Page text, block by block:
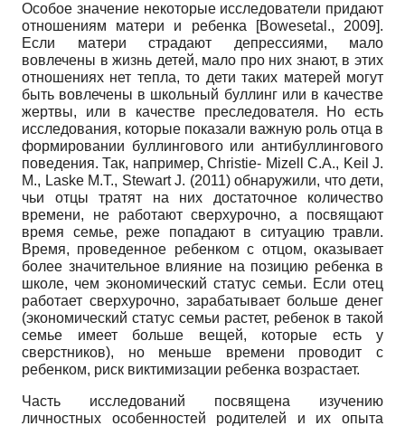
Особое значение некоторые исследователи придают
отношениям матери и ребенка
[Bowesetal., 2009].
Если матери страдают депрессиями, мало
вовлечены в жизнь детей, мало про них знают, в этих
отношениях нет тепла, то дети таких матерей могут
быть вовлечены в школьный буллинг или в качестве
жертвы, или в качестве преследователя. Но есть
исследования, которые показали важную роль отца в
формировании буллингового или антибуллингового
поведения. Так, например,Christie- Mizell C.A., Keil J.
M., Laske М.Т., Stewart J. (2011) обнаружили, что дети,
чьи отцы тратят на них достаточное количество
времени, не работают сверхурочно, а посвящают
время семье, реже попадают в ситуацию травли.
Время, проведенное ребенком с отцом, оказывает
более значительное влияние на позицию ребенка в
школе, чем экономический статус семьи. Если отец
работает сверхурочно, зарабатывает больше денег
(экономический статус семьи растет, ребенок в такой
семье имеет больше вещей, которые есть у
сверстников), но меньше времени проводит с
ребенком, риск виктимизации ребенка возрастает.
Часть исследований посвящена изучению
личностных особенностей родителей и их опыта